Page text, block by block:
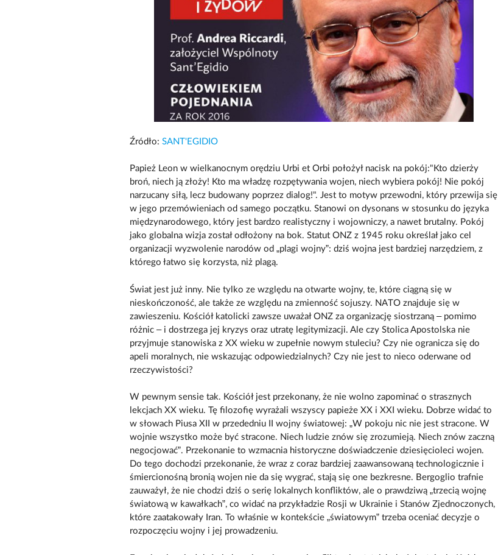
Źródło: SANT'EGIDIO
Papież Leon w wielkanocnym orędziu Urbi et Orbi położył nacisk na pokój:"Kto dzierży
broń, niech ją złoży! Kto ma władzę rozpętywania wojen, niech wybiera pokój! Nie pokój
narzucany siłą, lecz budowany poprzez dialog!". Jest to motyw przewodni, który przewija się
w jego przemówieniach od samego początku. Stanowi on dysonans w stosunku do języka
międzynarodowego, który jest bardzo realistyczny i wojowniczy, a nawet brutalny. Pokój
jako globalna wizja został odłożony na bok. Statut ONZ z 1945 roku określał jako cel
organizacji wyzwolenie narodów od „plagi wojny”: dziś wojna jest bardziej narzędziem, z
którego łatwo się korzysta, niż plagą.
Świat jest już inny. Nie tylko ze względu na otwarte wojny, te, które ciągną się w
nieskończoność, ale także ze względu na zmienność sojuszy. NATO znajduje się w
zawieszeniu. Kościół katolicki zawsze uważał ONZ za organizację siostrzaną – pomimo
różnic – i dostrzega jej kryzys oraz utratę legitymizacji. Ale czy Stolica Apostolska nie
przyjmuje stanowiska z XX wieku w zupełnie nowym stuleciu? Czy nie ogranicza się do
apeli moralnych, nie wskazując odpowiedzialnych? Czy nie jest to nieco oderwane od
rzeczywistości?
W pewnym sensie tak. Kościół jest przekonany, że nie wolno zapominać o strasznych
lekcjach XX wieku. Tę filozofię wyrażali wszyscy papieże XX i XXI wieku. Dobrze widać to
w słowach Piusa XII w przededniu II wojny światowej: „W pokoju nic nie jest stracone. W
wojnie wszystko może być stracone. Niech ludzie znów się zrozumieją. Niech znów zaczną
negocjować”. Przekonanie to wzmacnia historyczne doświadczenie dziesięcioleci wojen.
Do tego dochodzi przekonanie, że wraz z coraz bardziej zaawansowaną technologicznie i
śmiercionośną bronią wojen nie da się wygrać, stają się one bezkresne. Bergoglio trafnie
zauważył, że nie chodzi dziś o serię lokalnych konfliktów, ale o prawdziwą „trzecią wojnę
światową w kawałkach”, co widać na przykładzie Rosji w Ukrainie i Stanów Zjednoczonych,
które zaatakowały Iran. To właśnie w kontekście „światowym” trzeba oceniać decyzje o
rozpoczęciu wojny i jej prowadzeniu.